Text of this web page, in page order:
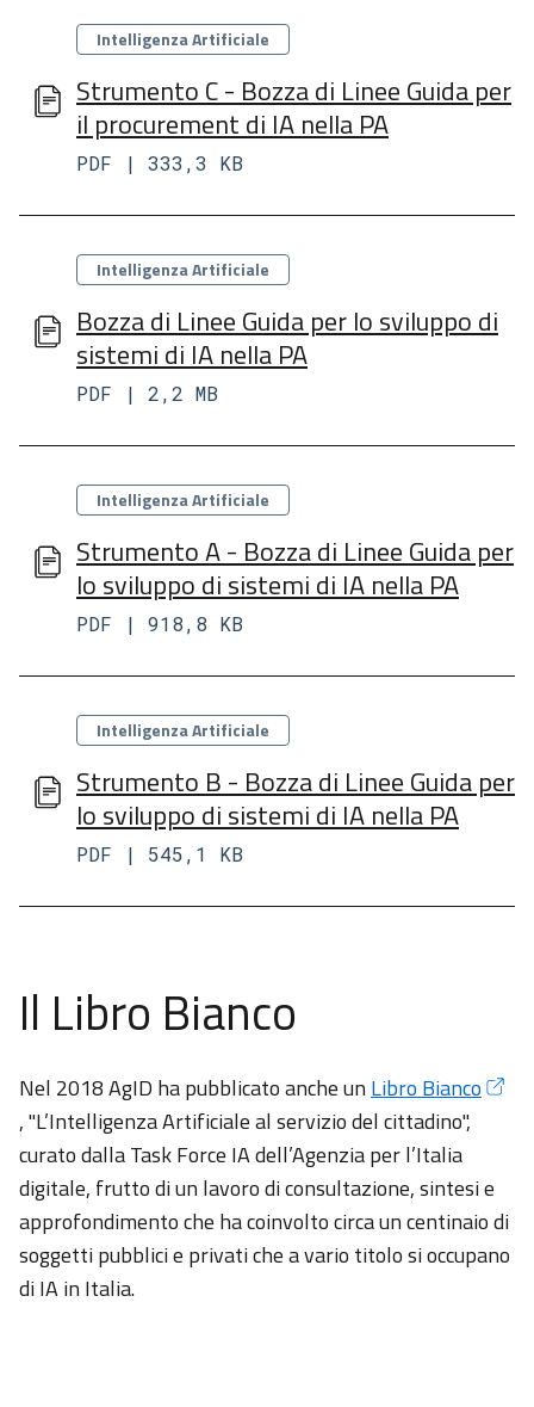
Strumento C - Bozza di Linee Guida per
il procurement di IA nella PA
Categorie
Intelligenza Artificiale
PDF | 333,3 KB
Bozza di Linee Guida per lo sviluppo di
sistemi di IA nella PA
Categorie
Intelligenza Artificiale
PDF | 2,2 MB
Strumento A - Bozza di Linee Guida per
lo sviluppo di sistemi di IA nella PA
Categorie
Intelligenza Artificiale
PDF | 918,8 KB
Strumento B - Bozza di Linee Guida per
lo sviluppo di sistemi di IA nella PA
Categorie
Intelligenza Artificiale
PDF | 545,1 KB
Il Libro Bianco
Nel 2018 AgID ha pubblicato anche un Libro Bianco
, "L’Intelligenza Artificiale al servizio del cittadino",
curato dalla Task Force IA dell’Agenzia per l’Italia
digitale, frutto di un lavoro di consultazione, sintesi e
approfondimento che ha coinvolto circa un centinaio di
soggetti pubblici e privati che a vario titolo si occupano
di IA in Italia.